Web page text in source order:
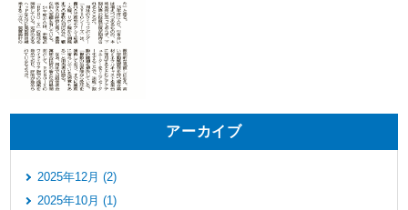
アーカイブ
2025年12月 (2)
2025年10月 (1)